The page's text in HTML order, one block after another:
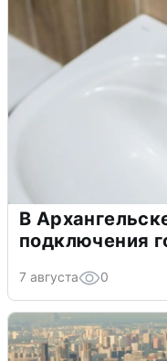
В
подключения
7 августа 0